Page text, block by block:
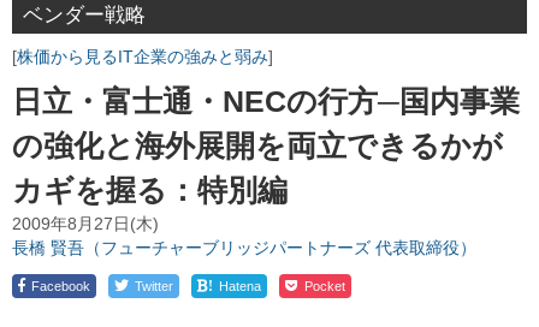
ベンダー戦略
株価から見るIT企業の強みと弱み
日立・富士通・NECの行方─国内事業
の強化と海外展開を両立できるかが
カギを握る：特別編
2009年8月27日(木)
長橋 賢吾（フューチャーブリッジパートナーズ 代表取締役）
Facebook Twitter ! Hatena Pocket